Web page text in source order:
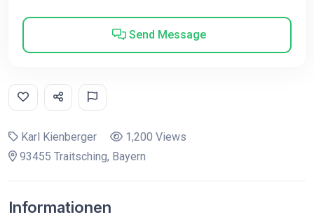
Send Message
Karl Kienberger
1,200 Views
93455 Traitsching, Bayern
Informationen